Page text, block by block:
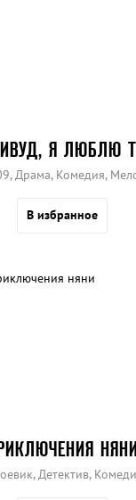
Я ЛЮБЛЮ
Драма, Комедия,
В избранное
Детектив,